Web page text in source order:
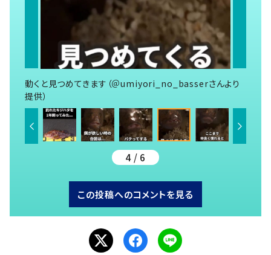
動くと見つめてきます（＠umiyori_no_basserさんより
提供）
4 / 6
この投稿へのコメントを見る